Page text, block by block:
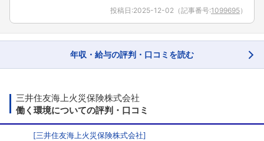
投稿日:2025-12-02 （記事番号:1099695）
年収・給与の評判・口コミを読む
三井住友海上火災保険株式会社
働く環境についての評判・口コミ
[三井住友海上火災保険株式会社]